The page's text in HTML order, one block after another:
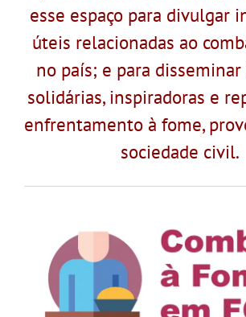
esse espaço para divulgar
úteis relacionadas ao
no país; e para
solidárias, inspiradoras e
enfrentamento à fome,
sociedade civil.